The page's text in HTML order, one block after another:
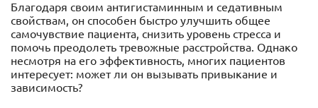
Благодаря своим антигистаминным и седативным
свойствам, он способен быстро улучшить общее
самочувствие пациента, снизить уровень стресса и
помочь преодолеть тревожные расстройства. Однако
несмотря на его эффективность, многих пациентов
интересует: может ли он вызывать привыкание и
зависимость?